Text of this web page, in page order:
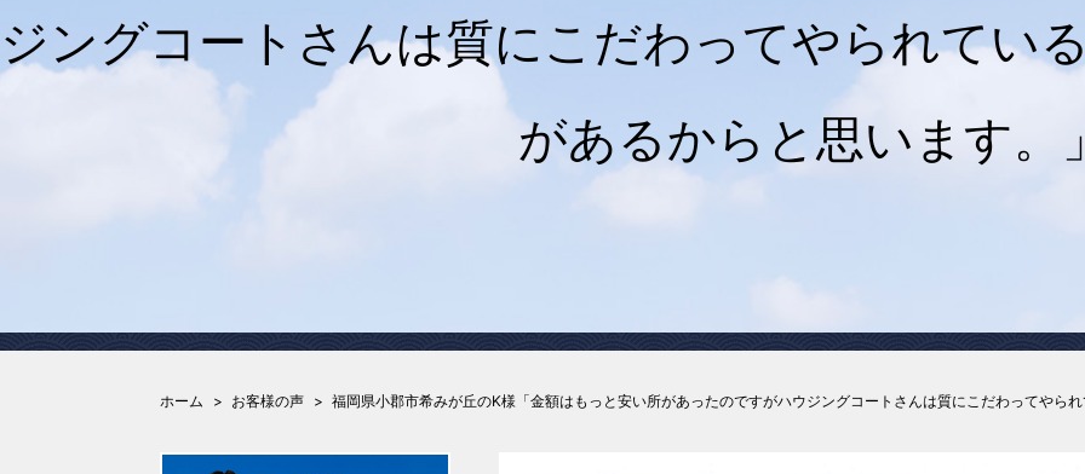
ジングコートさんは質にこだわってやられてい
があるからと思います。
ホーム お客様の声 福岡県小郡市希みが丘のK様「金額はもっと安い所があったのですがハウジングコートさんは質にこだわってやら